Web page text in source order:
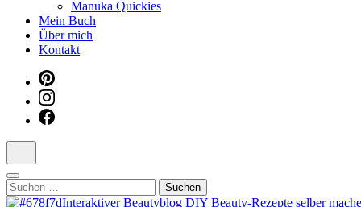
Manuka Quickies
Mein Buch
Über mich
Kontakt
Suchen
nach: